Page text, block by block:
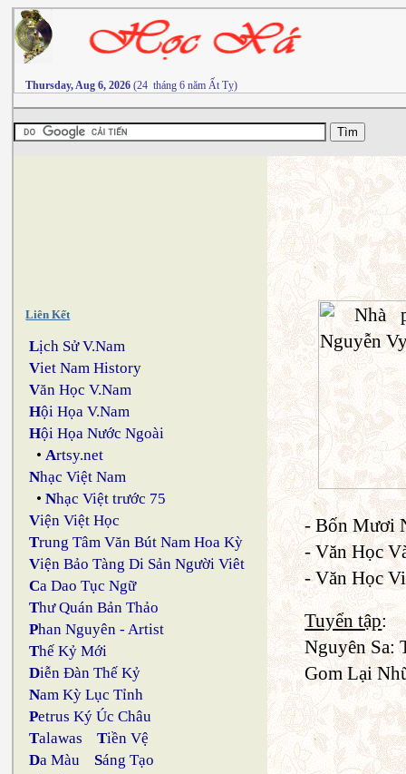
Thursday, Aug 6, 2026 (24 tháng 6 năm Ất Tỵ)
Liên Kết
Lịch Sử V.Nam
Viet Nam History
Văn Học V.Nam
Hội Họa V.Nam
Hội Họa Nước Ngoài
•Artsy.net
Nhạc Việt Nam
•Nhạc Việt trước 75
Viện Việt Học
Trung Tâm Văn Bút Nam Hoa Kỳ
Viện Bảo Tàng Di Sản Người Viêt
Ca Dao Tục Ngữ
Thư Quán Bản Thảo
Phan Nguyên - Artist
Thế Kỷ Mới
Diễn Đàn Thế Kỷ
Nam Kỳ Lục Tỉnh
Petrus Ký Úc Châu
Talawas Tiền Vệ
Da Màu Sáng Tạo
- Bốn Mươi
- Văn Học
- Văn Học
Tuyển tập:
Nguyên Sa:
Gom Lại